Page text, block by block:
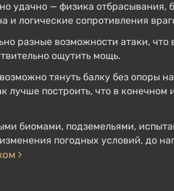
удачно — физика отбрасывания,
и логические сопротивления
разные возможности атаки, что
ощутить мощь.
тянуть балку без опоры
лучше построить, что в конечном
биомами, подземельями,
погодных условий, до